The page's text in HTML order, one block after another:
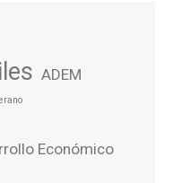
ADEM
Económico